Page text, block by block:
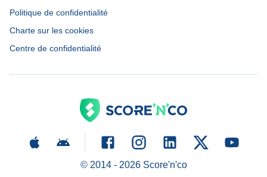
Politique de confidentialité
Charte sur les cookies
Centre de confidentialité
© 2014 - 2026Score'n'co